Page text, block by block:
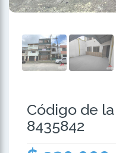
Código de
8435842